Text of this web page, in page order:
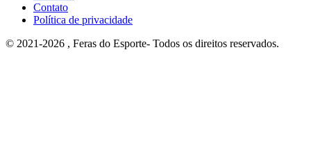
Contato
Política de privacidade
© 2021-2026 , Feras do Esporte- Todos os direitos reservados.